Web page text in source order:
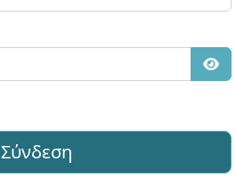
Σύνδεση